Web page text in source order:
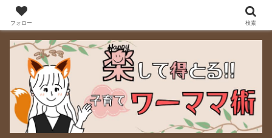
ワーママが「手放す・選ぶ・決める」をラクにできるよう、実際に使って良か
った宅食サービスなど“暮らしを軽くするヒント”をお届けします。
フォロー 検索